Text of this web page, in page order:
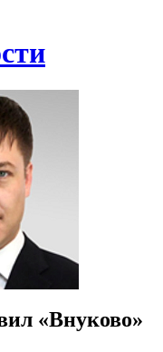
«Внуково»